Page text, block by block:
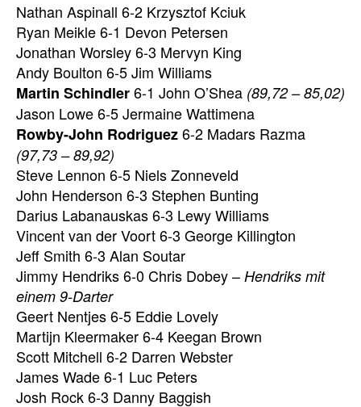
Nathan Aspinall 6-2 Krzysztof Kciuk
Ryan Meikle 6-1 Devon Petersen
Jonathan Worsley 6-3 Mervyn King
Andy Boulton 6-5 Jim Williams
Martin Schindler6-1 John O’Shea (89,72 – 85,02)
Jason Lowe 6-5 Jermaine Wattimena
Rowby-John Rodriguez6-2 Madars Razma
(97,73 – 89,92)
Steve Lennon 6-5 Niels Zonneveld
John Henderson 6-3 Stephen Bunting
Darius Labanauskas 6-3 Lewy Williams
Vincent van der Voort 6-3 George Killington
Jeff Smith 6-3 Alan Soutar
Jimmy Hendriks 6-0 Chris Dobey – Hendriks mit
einem 9-Darter
Geert Nentjes 6-5 Eddie Lovely
Martijn Kleermaker 6-4 Keegan Brown
Scott Mitchell 6-2 Darren Webster
James Wade 6-1 Luc Peters
Josh Rock 6-3 Danny Baggish